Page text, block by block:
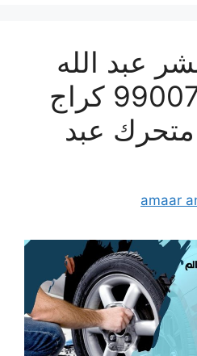
عبد الله
السالم 99007355 كراج
عبد
amaar